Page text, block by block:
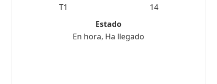
T1
14
Estado
En hora, Ha llegado